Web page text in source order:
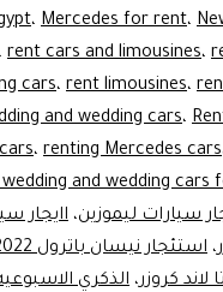
، Mercedes for rent،
rent cars and limousines،
cars، rent limousines،
and wedding cars،
، renting Mercedes cars
and wedding cars
سيارات ليموزين، اايجار
، استئجار نيسان باترول 2022 في دبي
لاند كروزر، الذكري